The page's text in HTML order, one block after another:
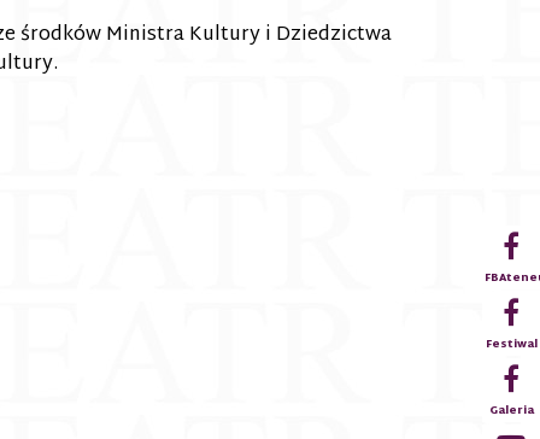
środków Ministra Kultury i Dziedzictwa
Festiwal
Galeria